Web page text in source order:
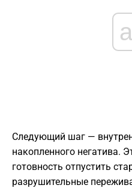
Следующий шаг —
накопленного негатива.
готовность отпустить
разрушительные